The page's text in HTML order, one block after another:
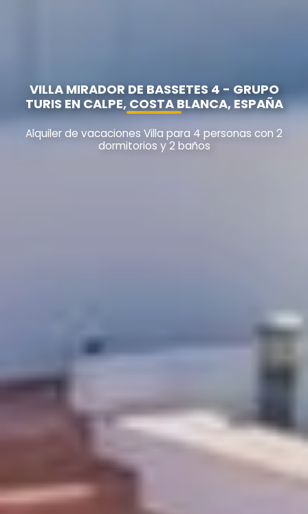
VILLA MIRADOR DE BASSETES 4 - GRUPO
TURIS EN CALPE, COSTA BLANCA, ESPAÑA
Alquiler de vacaciones Villa para 4 personas con 2
dormitorios y 2 baños